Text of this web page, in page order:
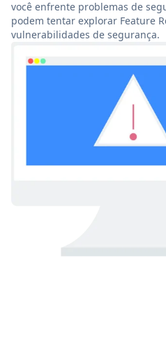
você enfrente problemas de
podem tentar explorar Feature
vulnerabilidades de segurança.